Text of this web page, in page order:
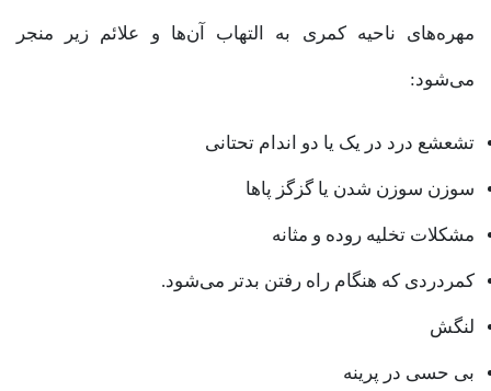
مهره‌های ناحیه کمری به التهاب آن‌ها و علائم زیر منجر
می‌شود:
تشعشع درد در یک یا دو اندام تحتانی
سوزن سوزن شدن یا گزگز پا‌ها
مشکلات تخلیه روده و مثانه
کمردردی که هنگام راه رفتن بدتر می‌شود.
لنگش
بی حسی در پرینه